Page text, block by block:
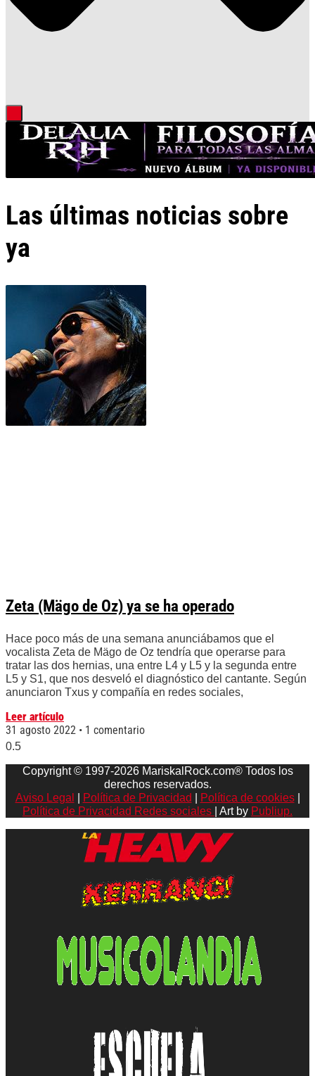
Las últimas noticias sobre
ya
Zeta (Mägo de Oz) ya se ha operado
Hace poco más de una semana anunciábamos que el
vocalista Zeta de Mägo de Oz tendría que operarse para
tratar las dos hernias, una entre L4 y L5 y la segunda entre
L5 y S1, que nos desveló el diagnóstico del cantante. Según
anunciaron Txus y compañía en redes sociales,
Leer artículo
31 agosto 2022
1 comentario
Copyright © 1997-2026 MariskalRock.com® Todos los
derechos reservados.
Aviso Legal
Política de Privacidad Política de cookies|
Política de Privacidad Redes sociales
| Art by Publiup.